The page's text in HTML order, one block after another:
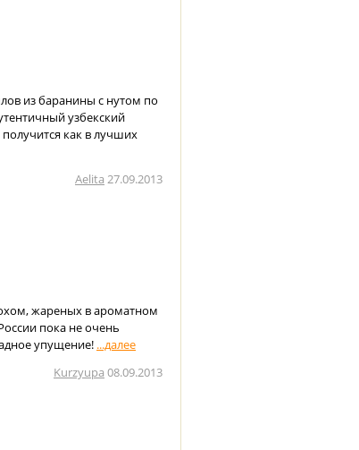
из баранины с нутом по
узбекский
как в лучших
Aelita 27.09.2013
жареных в ароматном
пока не очень
упущение!
Kurzyupa 08.09.2013